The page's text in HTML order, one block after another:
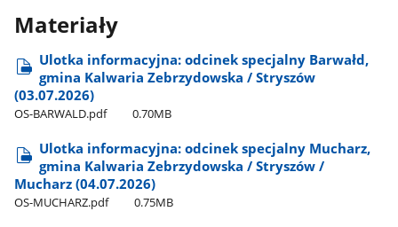
Materiały
Ulotka informacyjna: odcinek specjalny Barwałd,
gmina Kalwaria Zebrzydowska / Stryszów
(03.07.2026)
OS-BARWALD.pdf 0.70MB
Ulotka informacyjna: odcinek specjalny Mucharz,
gmina Kalwaria Zebrzydowska / Stryszów /
Mucharz (04.07.2026)
OS-MUCHARZ.pdf 0.75MB